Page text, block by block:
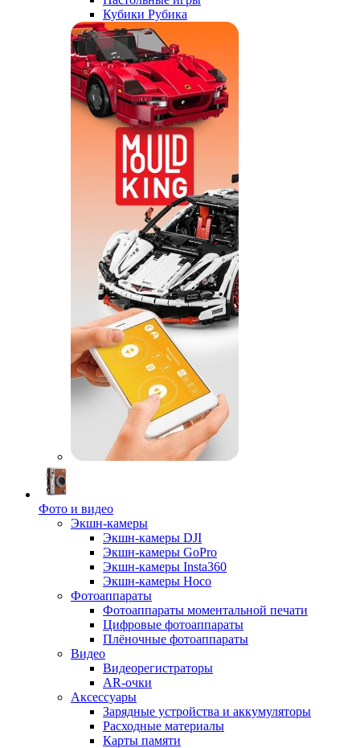
Кубики Рубика
Фото и видео
Экшн-камеры
Экшн-камеры DJI
Экшн-камеры GoPro
Экшн-камеры Insta360
Экшн-камеры Hoco
Фотоаппараты
Фотоаппараты моментальной печати
Цифровые фотоаппараты
Плёночные фотоаппараты
Видео
Видеорегистраторы
AR-очки
Аксессуары
Зарядные устройства и аккумуляторы
Расходные материалы
Карты памяти